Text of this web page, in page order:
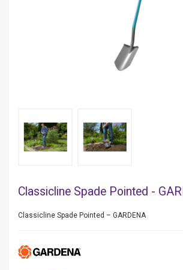
Classicline Spade Pointed -
Classicline Spade Pointed – GARDENA